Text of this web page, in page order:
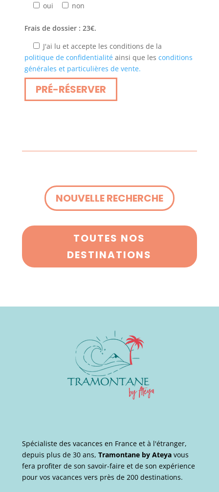
oui
non
Frais de dossier : 23€.
J'ai lu et accepte les conditions de la
politique de confidentialitéainsi que les conditions
générales et particulières de vente.
NOUVELLE RECHERCHE
TOUTES NOS
DESTINATIONS
Spécialiste des vacances en France et à l'étranger,
depuis plus de 30 ans, Tramontane by Ateya vous
fera profiter de son savoir-faire et de son expérience
pour vos vacances vers près de 200 destinations.